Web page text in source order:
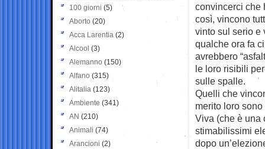
convincerci che
così, vincono
vinto sul serio e
qualche ora fa
avrebbero
le loro risibili
sulle spalle.
Quelli che
merito loro
Viva (che è una
stimabilissimi
dopo
100 giorni (5)
Aborto (20)
Acca Larentia (2)
Alcool (3)
Alemanno (150)
Alfano (315)
Alitalia (123)
Ambiente (341)
AN (210)
Animali (74)
Arancioni (2)